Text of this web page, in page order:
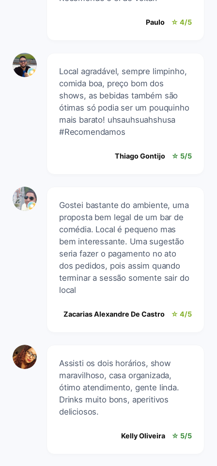
Paulo ☆ 4/5
Local agradável, sempre limpinho,
comida boa, preço bom dos
shows, as bebidas também são
ótimas só podia ser um pouquinho
mais barato! uhsauhsuahshusa
#Recomendamos
Thiago Gontijo ☆ 5/5
Gostei bastante do ambiente, uma
proposta bem legal de um bar de
comédia. Local é pequeno mas
bem interessante. Uma sugestão
seria fazer o pagamento no ato
dos pedidos, pois assim quando
terminar a sessão somente sair do
local
Zacarias Alexandre De Castro ☆ 4/5
Assisti os dois horários, show
maravilhoso, casa organizada,
ótimo atendimento, gente linda.
Drinks muito bons, aperitivos
deliciosos.
Kelly Oliveira ☆ 5/5